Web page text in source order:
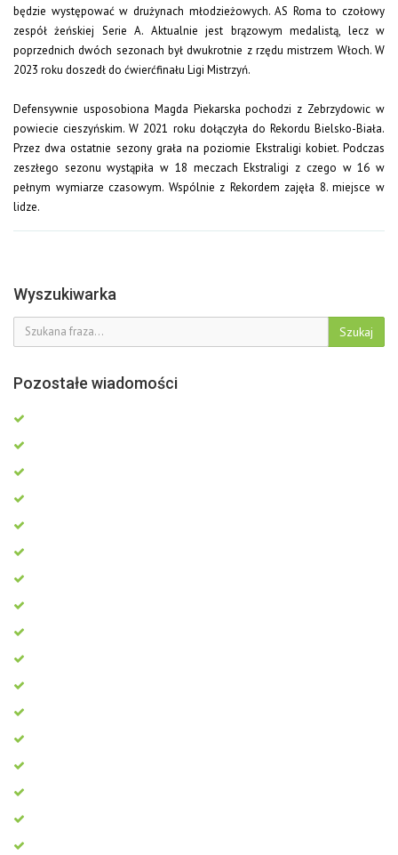
będzie występować w drużynach młodzieżowych. AS Roma to czołowy
zespół żeńskiej Serie A. Aktualnie jest brązowym medalistą, lecz w
poprzednich dwóch sezonach był dwukrotnie z rzędu mistrzem Włoch. W
2023 roku doszedł do ćwierćfinału Ligi Mistrzyń.
Defensywnie usposobiona Magda Piekarska pochodzi z Zebrzydowic w
powiecie cieszyńskim. W 2021 roku dołączyła do Rekordu Bielsko-Biała.
Przez dwa ostatnie sezony grała na poziomie Ekstraligi kobiet. Podczas
zeszłego sezonu wystąpiła w 18 meczach Ekstraligi z czego w 16 w
pełnym wymiarze czasowym. Wspólnie z Rekordem zajęła 8. miejsce w
lidze.
Wyszukiwarka
Szukaj
Pozostałe wiadomości